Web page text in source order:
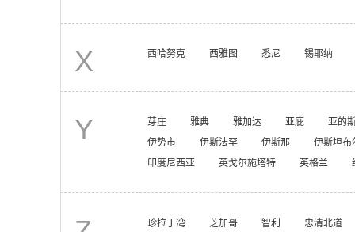
X 西哈努克 西雅图 悉尼 锡耶纳
Y 芽庄 雅典 雅加达 亚庇
亚的
伊势市
伊斯法罕 伊斯那
伊斯坦布
印度尼西亚
英戈尔施塔特 英格兰
珍拉丁湾 芝加哥 智利 忠清北道